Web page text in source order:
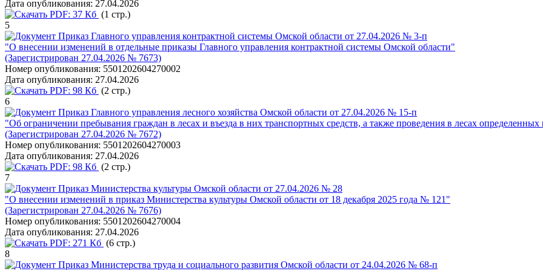
Дата опубликования: 27.04.2026
PDF: 37 Кб (1 стр.)
5
Приказ Главного управления контрактной системы Омской области от 27.04.2026 № 3-п
"О внесении изменений в отдельные приказы Главного управления контрактной системы Омской области"
(Зарегистрирован 27.04.2026 № 7673)
Номер опубликования: 5501202604270002
Дата опубликования: 27.04.2026
PDF: 98 Кб (2 стр.)
6
Приказ Главного управления лесного хозяйства Омской области от 27.04.2026 № 15-п
"Об ограничении пребывания граждан в лесах и въезда в них транспортных средств, а также проведения в лесах
(Зарегистрирован 27.04.2026 № 7672)
Номер опубликования: 5501202604270003
Дата опубликования: 27.04.2026
PDF: 98 Кб (2 стр.)
7
Приказ Министерства культуры Омской области от 27.04.2026 № 28
"О внесении изменений в приказ Министерства культуры Омской области от 18 декабря 2025 года № 121"
(Зарегистрирован 27.04.2026 № 7676)
Номер опубликования: 5501202604270004
Дата опубликования: 27.04.2026
PDF: 271 Кб (6 стр.)
8
Приказ Министерства труда и социального развития Омской области от 24.04.2026 № 68-п